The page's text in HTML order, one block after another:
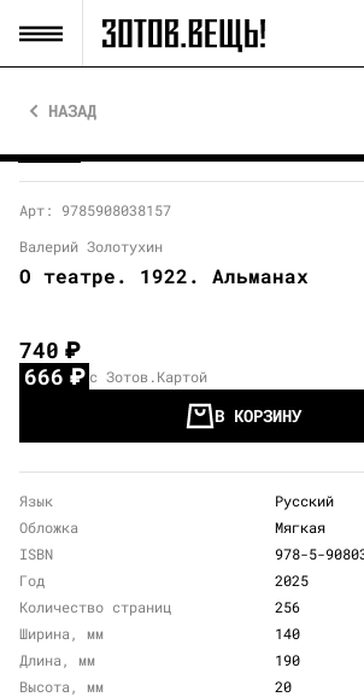
НАЗАД
Арт: 9785908038157
Валерий Золотухин
О театре. 1922. Альманах
740₽
666₽ с Зотов.Картой
В КОРЗИНУ
Язык
Русский
Обложка
Мягкая
ISBN
978-5-
Год
2025
Количество страниц
256
Ширина, мм
140
Длина, мм
190
Высота, мм
20